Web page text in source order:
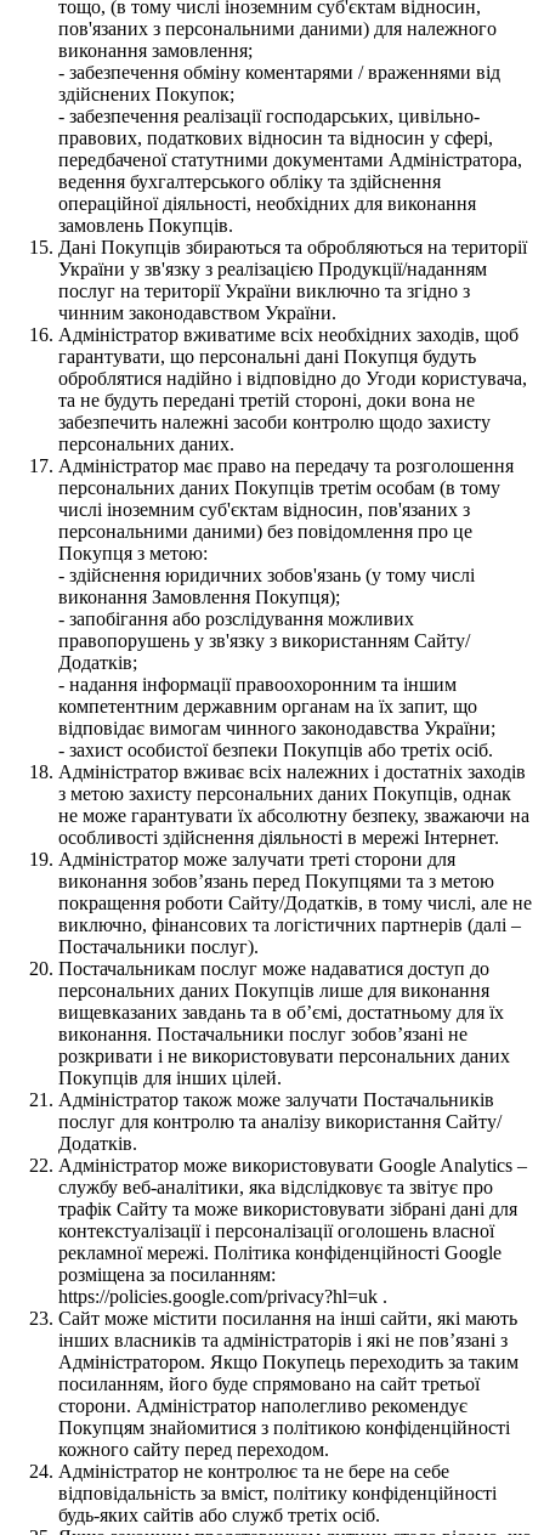
тощо, (в тому числі іноземним суб'єктам відносин,
пов'язаних з персональними даними) для належного
виконання замовлення;
- забезпечення обміну коментарями / враженнями від
здійснених Покупок;
- забезпечення реалізації господарських, цивільно-
правових, податкових відносин та відносин у сфері,
передбаченої статутними документами Адміністратора,
ведення бухгалтерського обліку та здійснення
операційної діяльності, необхідних для виконання
замовлень Покупців.
Дані Покупців збираються та обробляються на території
України у зв'язку з реалізацією Продукції/наданням
послуг на території України виключно та згідно з
чинним законодавством України.
Адміністратор вживатиме всіх необхідних заходів, щоб
гарантувати, що персональні дані Покупця будуть
оброблятися надійно і відповідно до Угоди користувача,
та не будуть передані третій стороні, доки вона не
забезпечить належні засоби контролю щодо захисту
персональних даних.
Адміністратор має право на передачу та розголошення
персональних даних Покупців третім особам (в тому
числі іноземним суб'єктам відносин, пов'язаних з
персональними даними) без повідомлення про це
Покупця з метою:
- здійснення юридичних зобов'язань (у тому числі
виконання Замовлення Покупця);
- запобігання або розслідування можливих
правопорушень у зв'язку з використанням Сайту/
Додатків;
- надання інформації правоохоронним та іншим
компетентним державним органам на їх запит, що
відповідає вимогам чинного законодавства України;
- захист особистої безпеки Покупців або третіх осіб.
Адміністратор вживає всіх належних і достатніх заходів
з метою захисту персональних даних Покупців, однак
не може гарантувати їх абсолютну безпеку, зважаючи на
особливості здійснення діяльності в мережі Інтернет.
Адміністратор може залучати треті сторони для
виконання зобов’язань перед Покупцями та з метою
покращення роботи Сайту/Додатків, в тому числі, але не
виключно, фінансових та логістичних партнерів (далі –
Постачальники послуг).
Постачальникам послуг може надаватися доступ до
персональних даних Покупців лише для виконання
вищевказаних завдань та в об’ємі, достатньому для їх
виконання. Постачальники послуг зобов’язані не
розкривати і не використовувати персональних даних
Покупців для інших цілей.
Адміністратор також може залучати Постачальників
послуг для контролю та аналізу використання Сайту/
Додатків.
Адміністратор може використовувати Google Analytics –
службу веб-аналітики, яка відслідковує та звітує про
трафік Сайту та може використовувати зібрані дані для
контекстуалізації і персоналізації оголошень власної
рекламної мережі. Політика конфіденційності Google
розміщена за посиланням:
https://policies.google.com/privacy?hl=uk .
Сайт може містити посилання на інші сайти, які мають
інших власників та адміністраторів і які не пов’язані з
Адміністратором. Якщо Покупець переходить за таким
посиланням, його буде спрямовано на сайт третьої
сторони. Адміністратор наполегливо рекомендує
Покупцям знайомитися з політикою конфіденційності
кожного сайту перед переходом.
Адміністратор не контролює та не бере на себе
відповідальність за вміст, політику конфіденційності
будь-яких сайтів або служб третіх осіб.